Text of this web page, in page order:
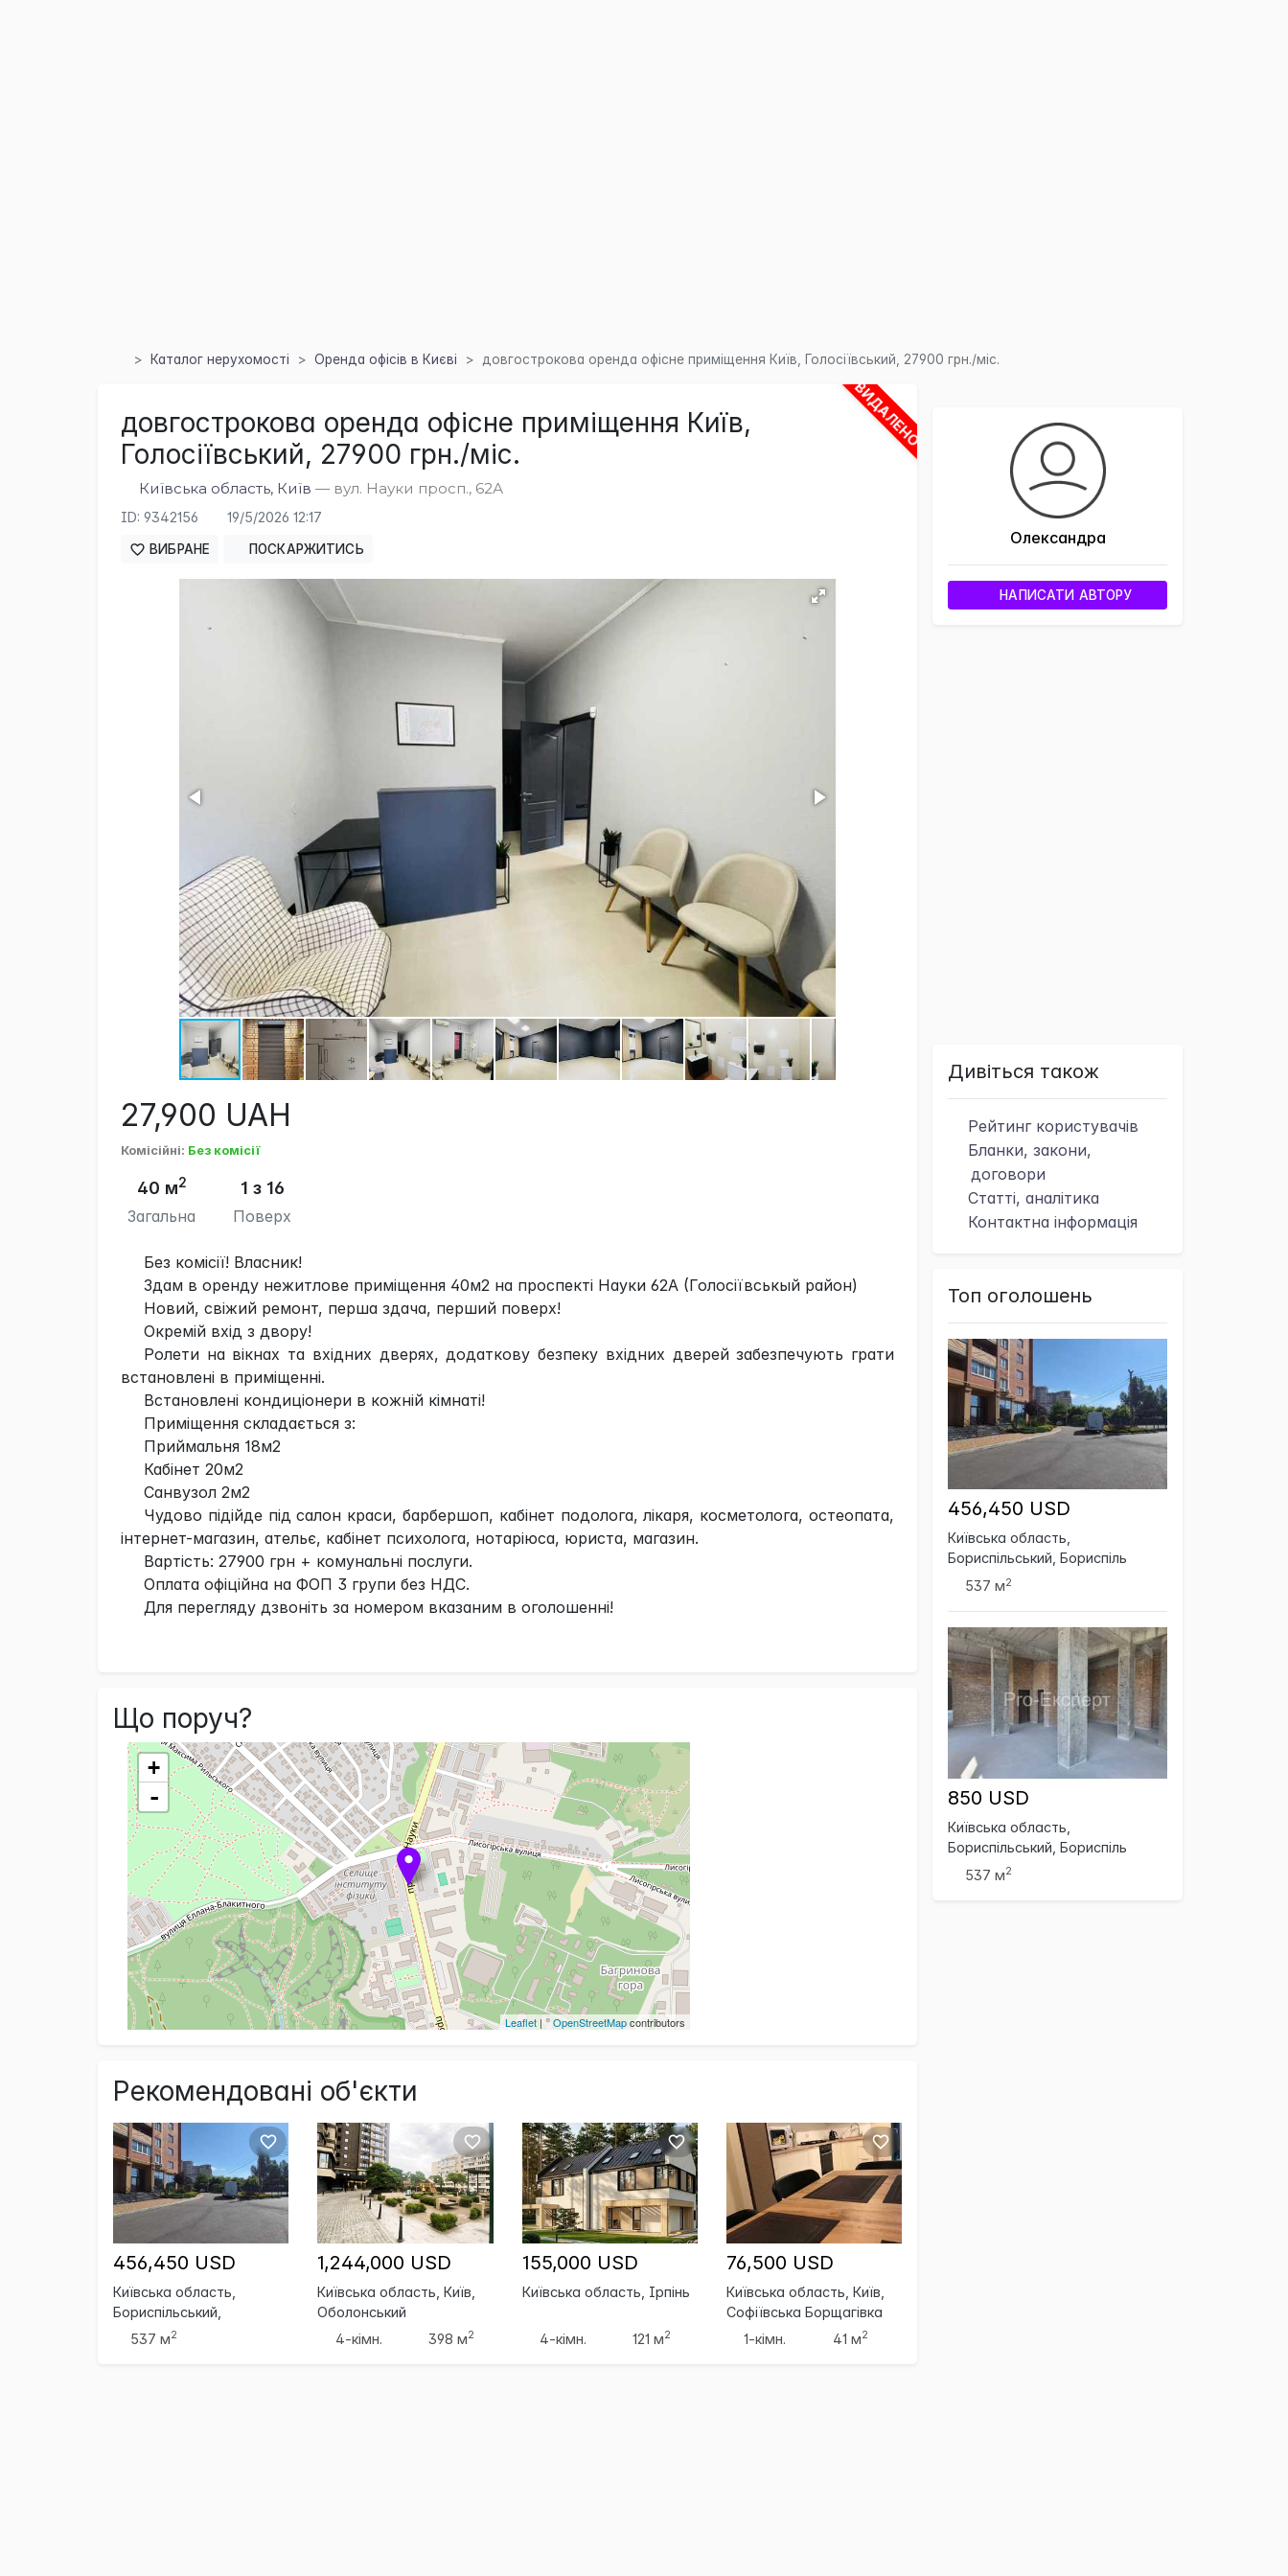
Каталог нерухомості Оренда офісів в Києві довгострокова оренда офісне приміщення Київ, Голосіївський, 27900 грн./міс.
ВИДАЛЕНО
довгострокова оренда офісне приміщення Київ,
Голосіївський, 27900 грн./міс.
Київська область, Київ — вул. Науки просп., 62А
ID: 9342156 19/5/2026 12:17
ВИБРАНЕ ПОСКАРЖИТИСЬ
27,900 UAH
Комісійні: Без комісії
40 м2
Загальна
1 з 16
Поверх
Без комісії! Власник!
Здам в оренду нежитлове приміщення 40м2 на проспекті Науки 62А (Голосіївськый район)
Новий, свіжий ремонт, перша здача, перший поверх!
Окремій вхід з двору!
Ролети на вікнах та вхідних дверях, додаткову безпеку вхідних дверей забезпечують грати
встановлені в приміщенні.
Встановлені кондиціонери в кожній кімнаті!
Приміщення складається з:
Приймальня 18м2
Кабінет 20м2
Санвузол 2м2
Чудово підійде під салон краси, барбершоп, кабінет подолога, лікаря, косметолога, остеопата,
інтернет-магазин, ательє, кабінет психолога, нотаріюса, юриста, магазин.
Вартість: 27900 грн + комунальні послуги.
Оплата офіційна на ФОП 3 групи без НДС.
Для перегляду дзвоніть за номером вказаним в оголошенні!
Що поруч?
+
-
Leaflet | ©OpenStreetMapcontributors
Рекомендовані об'єкти
456,450 USD
Київська область,
Бориспільський,
Бориспіль
537 м2
1,244,000 USD
Київська область, Київ,
Оболонський
4-кімн.
398 м2
155,000 USD
Київська область, Ірпінь
4-кімн. 121 м2
76,500 USD
Київська область, Київ,
Софіївська Борщагівка
1-кімн.
41 м2
Олександра
НАПИСАТИ АВТОРУ
Дивіться також
Рейтинг користувачів
Бланки, закони,
договори
Статті, аналітика
Контактна інформація
Топ оголошень
456,450 USD
Київська область,
Бориспільський, Бориспіль
537 м2
850 USD
Київська область,
Бориспільський, Бориспіль
537 м2